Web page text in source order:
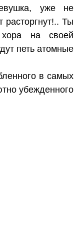
уже не
Ты
на своей
петь атомные
в самых
убежденного